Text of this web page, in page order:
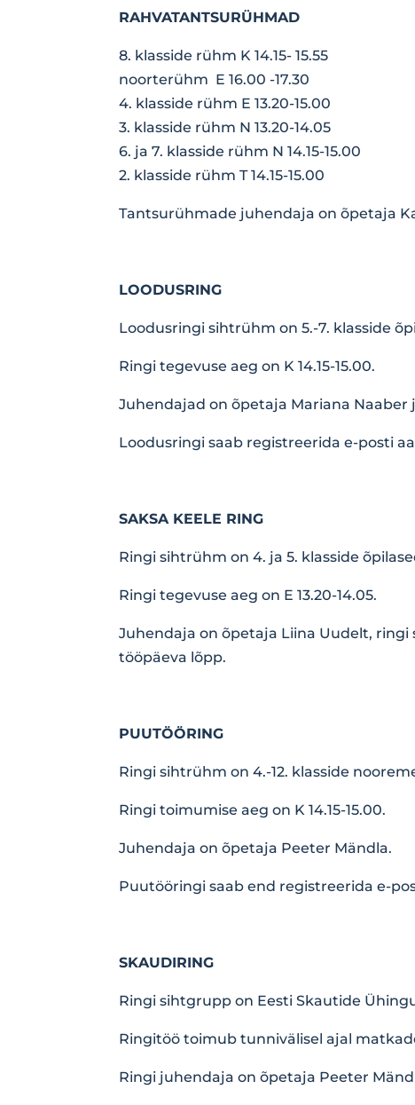
RAHVATANTSURÜHMAD
8. klasside rühm K 14.15- 15.55
noorterühm E 16.00 -17.30
4. klasside rühm E 13.20-15.00
3. klasside rühm N 13.20-14.05
6. ja 7. klasside rühm N 14.15-15.00
2. klasside rühm T 14.15-15.00
Tantsurühmade juhendaja on õpetaja
LOODUSRING
Loodusringi sihtrühm on 5.-7. klasside
Ringi tegevuse aeg on K 14.15-15.00.
Juhendajad on õpetaja Mariana Naaber
Loodusringi saab registreerida e-posti
SAKSA KEELE RING
Ringi sihtrühm on 4. ja 5. klasside
Ringi tegevuse aeg on E 13.20-14.05.
Juhendaja on õpetaja Liina Uudelt,
tööpäeva lõpp.
PUUTÖÖRING
Ringi sihtrühm on 4.-12. klasside
Ringi toimumise aeg on K 14.15-15.00.
Juhendaja on õpetaja Peeter Mändla.
Puutööringi saab end registreerida e-
SKAUDIRING
Ringi sihtgrupp on Eesti Skautide
Ringitöö toimub tunnivälisel ajal
Ringi juhendaja on õpetaja Peeter